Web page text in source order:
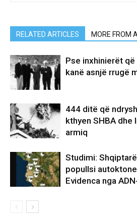
RELATED ARTICLES MORE FROM
Pse inxhinierët
kanë asnjë rrugë
444 ditë që
kthyen SHBA dhe
armiq
Studimi:
popullsi
Evidenca nga